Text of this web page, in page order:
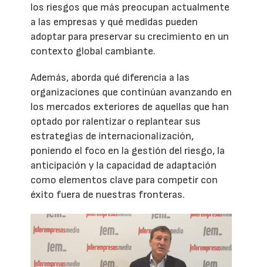
los riesgos que más preocupan actualmente
a las empresas y qué medidas pueden
adoptar para preservar su crecimiento en un
contexto global cambiante.
Además, aborda qué diferencia a las
organizaciones que continúan avanzando en
los mercados exteriores de aquellas que han
optado por ralentizar o replantear sus
estrategias de internacionalización,
poniendo el foco en la gestión del riesgo, la
anticipación y la capacidad de adaptación
como elementos clave para competir con
éxito fuera de nuestras fronteras.